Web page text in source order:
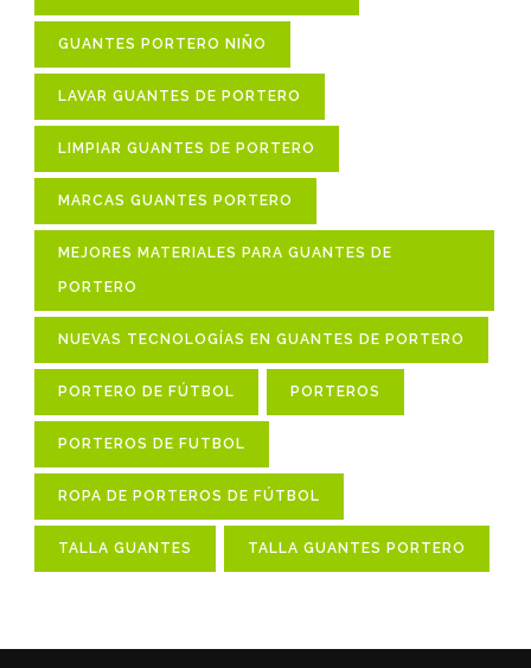
GUANTES PORTERO NIÑO
LAVAR GUANTES DE PORTERO
LIMPIAR GUANTES DE PORTERO
MARCAS GUANTES PORTERO
MEJORES MATERIALES PARA GUANTES DE
PORTERO
NUEVAS TECNOLOGÍAS EN GUANTES DE PORTERO
PORTERO DE FÚTBOL PORTEROS
PORTEROS DE FUTBOL
ROPA DE PORTEROS DE FÚTBOL
TALLA GUANTES TALLA GUANTES PORTERO